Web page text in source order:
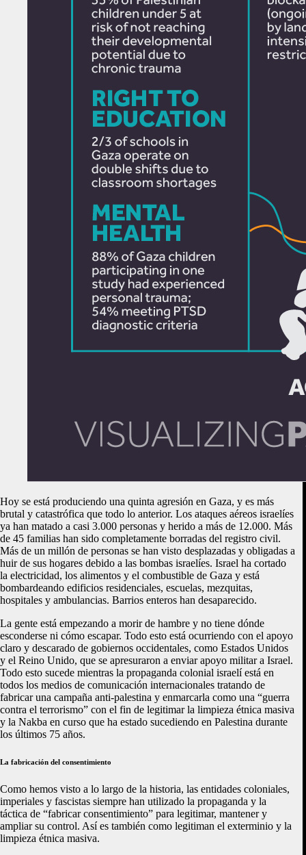
Hoy se está produciendo una quinta agresión en Gaza, y es más
brutal y catastrófica que todo lo anterior. Los ataques aéreos israelíes
ya han matado a casi 3.000 personas y herido a más de 12.000. Más
de 45 familias han sido completamente borradas del registro civil.
Más de un millón de personas se han visto desplazadas y obligadas a
huir de sus hogares debido a las bombas israelíes. Israel ha cortado
la electricidad, los alimentos y el combustible de Gaza y está
bombardeando edificios residenciales, escuelas, mezquitas,
hospitales y ambulancias. Barrios enteros han desaparecido.
La gente está empezando a morir de hambre y no tiene dónde
esconderse ni cómo escapar. Todo esto está ocurriendo con el apoyo
claro y descarado de gobiernos occidentales, como Estados Unidos
y el Reino Unido, que se apresuraron a enviar apoyo militar a Israel.
Todo esto sucede mientras la propaganda colonial israelí está en
todos los medios de comunicación internacionales tratando de
fabricar una campaña anti-palestina y enmarcarla como una “guerra
contra el terrorismo” con el fin de legitimar la limpieza étnica masiva
y la Nakba en curso que ha estado sucediendo en Palestina durante
los últimos 75 años.
La fabricación del consentimiento
Como hemos visto a lo largo de la historia, las entidades coloniales,
imperiales y fascistas siempre han utilizado la propaganda y la
táctica de “fabricar consentimiento” para legitimar, mantener y
ampliar su control. Así es también como legitiman el exterminio y la
limpieza étnica masiva.